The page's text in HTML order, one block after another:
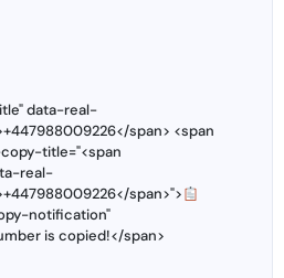
data-real-
span> <span
title="<span
real-
span>">
notification"
is copied!</span>